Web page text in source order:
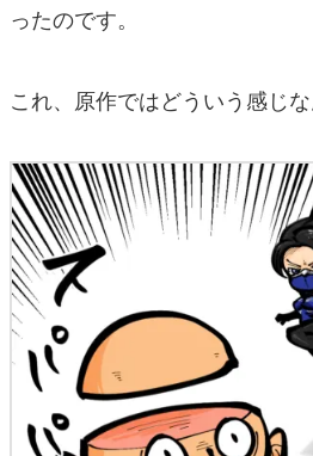
ったのです。
これ、原作ではどういう感じ